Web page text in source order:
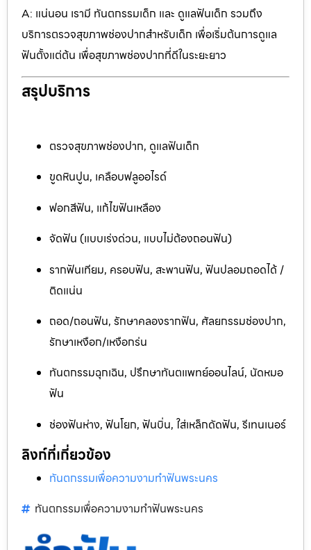
A: แน่นอน เรามี ทันตกรรมเด็ก และ ดูแลฟันเด็ก รวมถึง
บริการตรวจสุขภาพช่องปากสำหรับเด็ก เพื่อเริ่มต้นการดูแล
ฟันตั้งแต่ต้น เพื่อสุขภาพช่องปากที่ดีในระยะยาว
สรุปบริการ
ตรวจสุขภาพช่องปาก, ดูแลฟันเด็ก
ขูดหินปูน, เคลือบฟลูออไรด์
ฟอกสีฟัน, แก้ไขฟันเหลือง
จัดฟัน (แบบเร่งด่วน, แบบไม่ต้องถอนฟัน)
รากฟันเทียม, ครอบฟัน, สะพานฟัน, ฟันปลอมถอดได้ /
ติดแน่น
ถอด/ถอนฟัน, รักษาคลองรากฟัน, ศัลยกรรมช่องปาก,
รักษาเหงือก/เหงือกร่น
ทันตกรรมฉุกเฉิน, ปรึกษาทันตแพทย์ออนไลน์, นัดหมอ
ฟัน
ช่องฟันห่าง, ฟันโยก, ฟันบิ่น, ใส่เหล็กดัดฟัน, รีเทนเนอร์
ลิงก์ที่เกี่ยวข้อง
ทันตกรรมเพื่อความงามทำฟันพระนคร
ทันตกรรมเพื่อความงามทำฟันพระนคร